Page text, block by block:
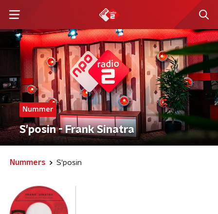
Nummer
S'posin - Frank Sinatra
Nummers S'posin